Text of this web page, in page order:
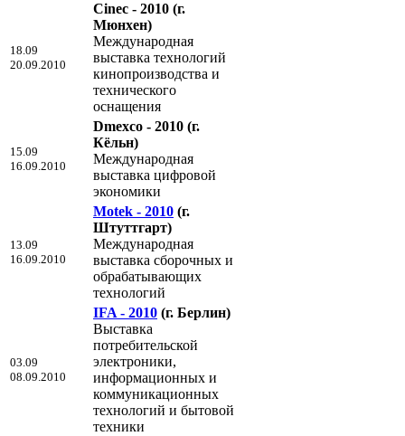
18.09
20.09.2010
Cinec - 2010 (г.
Мюнхен)
Международная
выставка технологий
кинопроизводства и
технического
оснащения
15.09
16.09.2010
Dmexco - 2010 (г.
Кёльн)
Международная
выставка цифровой
экономики
13.09
16.09.2010
Motek - 2010 (г.
Штуттгарт)
Международная
выставка сборочных и
обрабатывающих
технологий
03.09
08.09.2010
IFA - 2010 (г. Берлин)
Выставка
потребительской
электроники,
информационных и
коммуникационных
технологий и бытовой
техники